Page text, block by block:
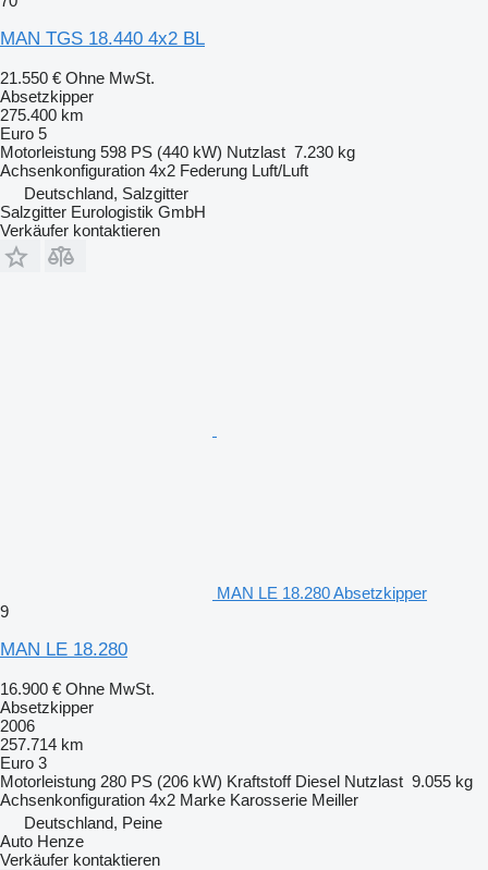
MAN TGS 18.440 4x2 BL
21.550 € Ohne MwSt.
Absetzkipper
275.400 km
Euro 5
Motorleistung 598 PS (440 kW) Nutzlast 7.230 kg
Achsenkonfiguration 4x2 Federung Luft/Luft
Deutschland, Salzgitter
Salzgitter Eurologistik GmbH
Verkäufer kontaktieren
MAN LE 18.280 Absetzkipper
9
MAN LE 18.280
16.900 € Ohne MwSt.
Absetzkipper
2006
257.714 km
Euro 3
Motorleistung 280 PS (206 kW) Kraftstoff Diesel Nutzlast 9.055 kg
Achsenkonfiguration 4x2 Marke Karosserie Meiller
Deutschland, Peine
Auto Henze
Verkäufer kontaktieren